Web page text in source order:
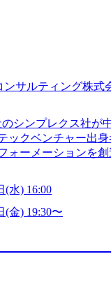
サルティング株式
シンプレクス社が
ックベンチャー出
ォーメーションを
ってFintech業界を
ウを活かしつつ、
するために、戦略
ィングファーム）
ないでは金融以外
が強い企業として
事業を始め、パ
(水) 16:00
(金) 19:30〜